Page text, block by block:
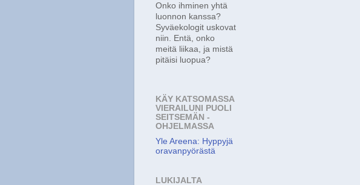
Onko ihminen yhtä
luonnon kanssa?
Syväekologit uskovat
niin. Entä, onko
meitä liikaa, ja mistä
pitäisi luopua?
KÄY KATSOMASSA
VIERAILUNI PUOLI
SEITSEMÄN -
OHJELMASSA
Yle Areena: Hyppyjä
oravanpyörästä
LUKIJALTA